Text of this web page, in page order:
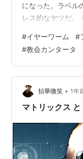
になった。ラベル
レス的なヤツだ。
チト調べると、
ムに入っていたと
聴いた。 「悦朗
てくれたのは高校
は、アホみたいに
なぁ。たまには違
#イヤーワーム #
#教会カンタータ
拈華微笑 • 1年
マトリックス